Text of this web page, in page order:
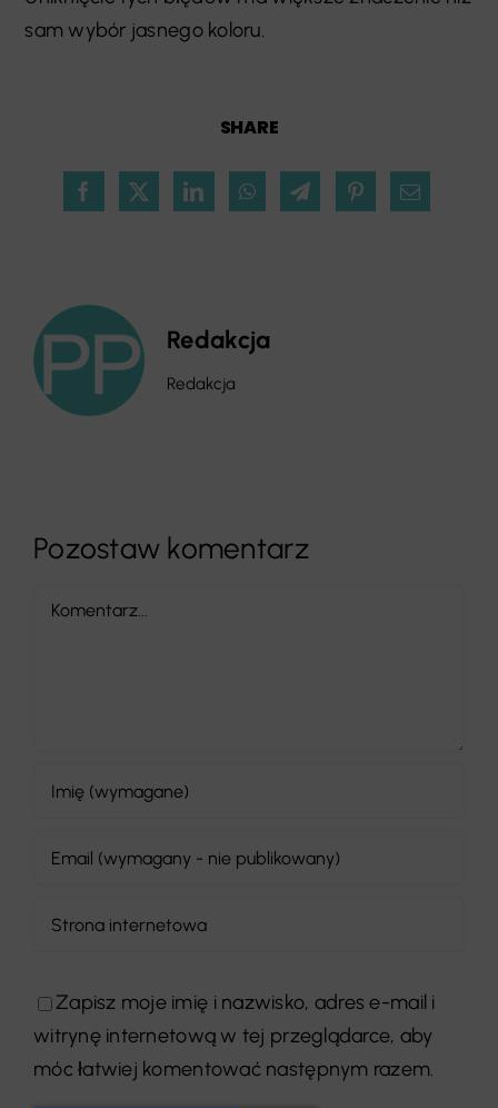
SHARE
sam wybór jasnego koloru.
Redakcja
Redakcja
Pozostaw komentarz
Comment
Zapisz moje imię i nazwisko, adres e-mail i
witrynę internetową w tej przeglądarce, aby
móc łatwiej komentować następnym razem.